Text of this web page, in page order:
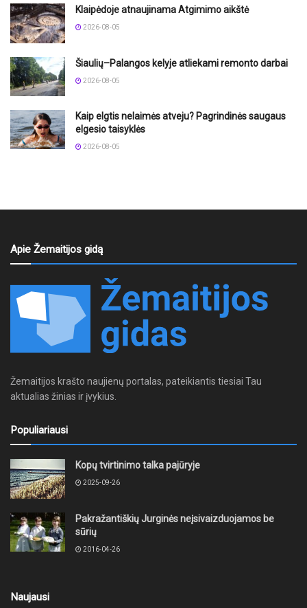
Klaipėdoje atnaujinama Atgimimo aikštė
2026-08-05
Šiaulių–Palangos kelyje atliekami remonto darbai
2026-08-05
Kaip elgtis nelaimės atveju? Pagrindinės saugaus
elgesio taisyklės
2026-08-05
Apie Žemaitijos gidą
Žemaitijos krašto naujienų portalas, pateikiantis tiesiai Tau
aktualias žinias ir įvykius.
Populiariausi
Kopų tvirtinimo talka pajūryje
2025-09-26
Pakražantiškių Jurginės neįsivaizduojamos be
sūrių
2016-04-26
Naujausi